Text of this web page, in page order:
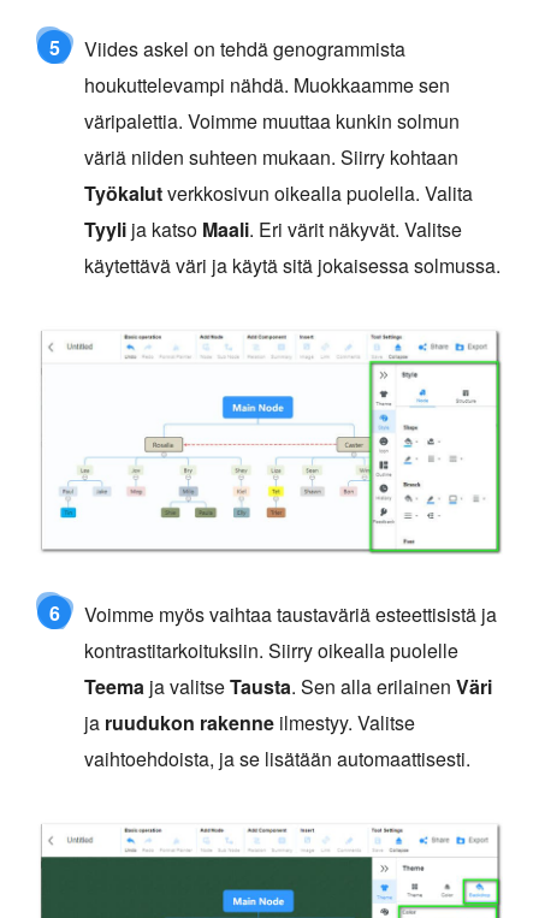
5
Viides askel on tehdä genogrammista
houkuttelevampi nähdä. Muokkaamme sen
väripalettia. Voimme muuttaa kunkin solmun
väriä niiden suhteen mukaan. Siirry kohtaan
Työkalutverkkosivun oikealla puolella. Valita
Tyyli ja katso Maali. Eri värit näkyvät. Valitse
käytettävä väri ja käytä sitä jokaisessa solmussa.
6
Voimme myös vaihtaa taustaväriä esteettisistä ja
kontrastitarkoituksiin. Siirry oikealla puolelle
Teema ja valitseTausta. Sen alla erilainen Väri
ja ruudukon rakenne ilmestyy. Valitse
vaihtoehdoista, ja se lisätään automaattisesti.